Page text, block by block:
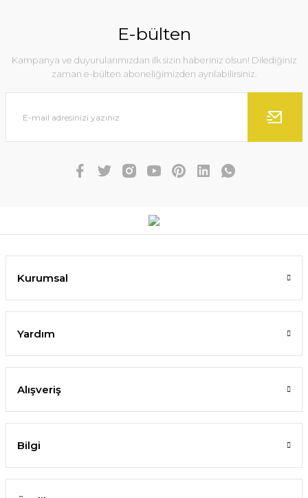
E-bülten
Kampanya ve duyurularımızdan ilk sizin haberiniz olsun! Dilediğiniz
zaman e-bülten aboneliğimizden ayrılabilirsiniz.
Kurumsal
Yardım
Alışveriş
Bilgi